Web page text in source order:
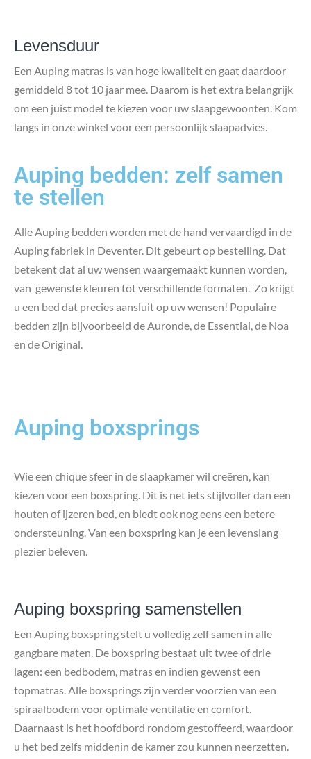
Levensduur
Een Auping matras is van hoge kwaliteit en gaat daardoor
gemiddeld 8 tot 10 jaar mee. Daarom is het extra belangrijk
om een juist model te kiezen voor uw slaapgewoonten. Kom
langs in onze winkel voor een persoonlijk slaapadvies.
Auping bedden: zelf samen
te stellen
Alle Auping bedden worden met de hand vervaardigd in de
Auping fabriek in Deventer. Dit gebeurt op bestelling. Dat
betekent dat al uw wensen waargemaakt kunnen worden,
van gewenste kleuren tot verschillende formaten. Zo krijgt
u een bed dat precies aansluit op uw wensen! Populaire
bedden zijn bijvoorbeeld de Auronde, de Essential, de Noa
en de Original.
Auping boxsprings
Wie een chique sfeer in de slaapkamer wil creëren, kan
kiezen voor een boxspring. Dit is net iets stijlvoller dan een
houten of ijzeren bed, en biedt ook nog eens een betere
ondersteuning. Van een boxspring kan je een levenslang
plezier beleven.
Auping boxspring samenstellen
Een Auping boxspring stelt u volledig zelf samen in alle
gangbare maten. De boxspring bestaat uit twee of drie
lagen: een bedbodem, matras en indien gewenst een
topmatras. Alle boxsprings zijn verder voorzien van een
spiraalbodem voor optimale ventilatie en comfort.
Daarnaast is het hoofdbord rondom gestoffeerd, waardoor
u het bed zelfs middenin de kamer zou kunnen neerzetten.